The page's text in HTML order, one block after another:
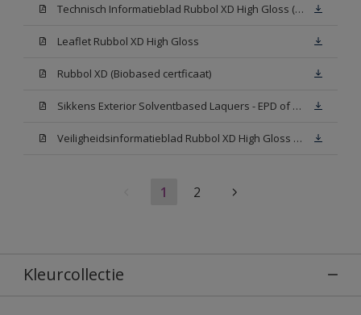
Technisch Informatieblad Rubbol XD High Gloss (PDF)
Leaflet Rubbol XD High Gloss
Rubbol XD (Biobased certficaat)
Sikkens Exterior Solventbased Laquers - EPD of Milieuproductverklaring
Veiligheidsinformatieblad Rubbol XD High Gloss White W05 (MSDS)
1 2
Kleurcollectie